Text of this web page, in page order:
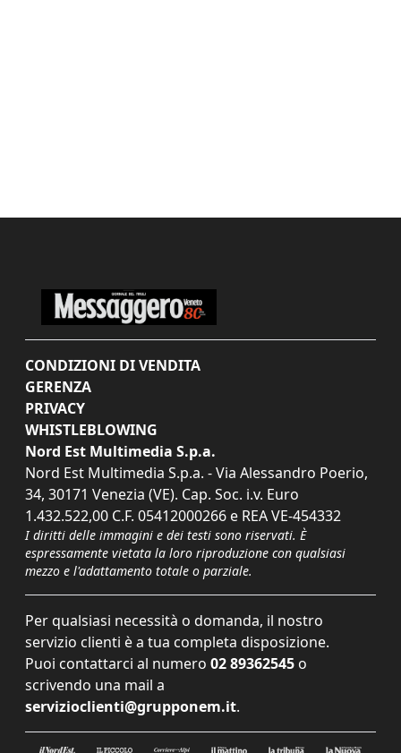
CONDIZIONI DI VENDITA
GERENZA
PRIVACY
WHISTLEBLOWING
Nord Est Multimedia S.p.a.
Nord Est Multimedia S.p.a. - Via Alessandro Poerio,
34, 30171 Venezia (VE). Cap. Soc. i.v. Euro
1.432.522,00 C.F. 05412000266 e REA VE-454332
I diritti delle immagini e dei testi sono riservati. È
espressamente vietata la loro riproduzione con qualsiasi
mezzo e l'adattamento totale o parziale.
Per qualsiasi necessità o domanda, il nostro
servizio clienti è a tua completa disposizione.
Puoi contattarci al numero 02 89362545 o
scrivendo una mail a
servizioclienti@grupponem.it.